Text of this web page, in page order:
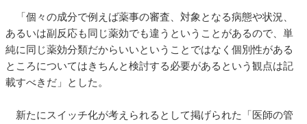
「個々の成分で例えば薬事の審査、対象となる病態や状況、
あるいは副反応も同じ薬効でも違うということがあるので、単
純に同じ薬効分類だからいいということではなく個別性がある
ところについてはきちんと検討する必要があるという観点は記
載すべきだ」とした。
新たにスイッチ化が考えられるとして掲げられた「医師の管